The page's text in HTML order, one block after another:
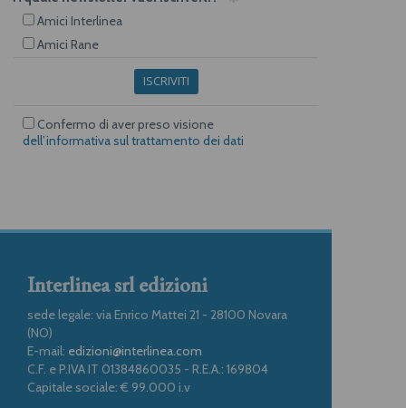
Amici Interlinea
Amici Rane
ISCRIVITI
Confermo di aver preso visione
dell’informativa sul trattamento dei dati
Interlinea srl edizioni
sede legale: via Enrico Mattei 21 - 28100 Novara
(NO)
E-mail: edizioni@interlinea.com
C.F. e P.IVA IT 01384860035 - R.E.A.: 169804
Capitale sociale: € 99.000 i.v